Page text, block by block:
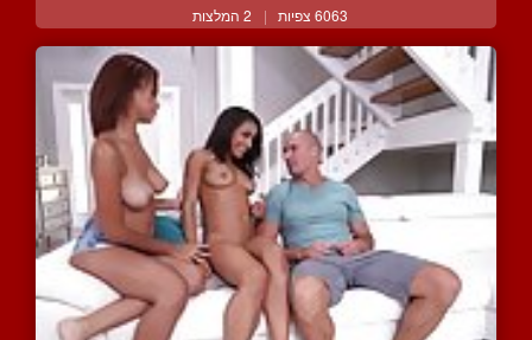
6063 צפיות | 2 המלצות